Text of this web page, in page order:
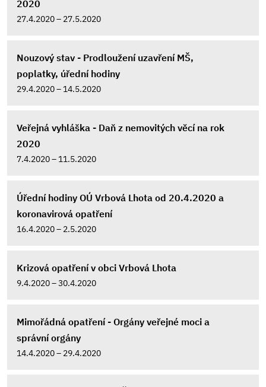
2020
27.4.2020 – 27.5.2020
Nouzový stav - Prodloužení uzavření MŠ,
poplatky, úřední hodiny
29.4.2020 – 14.5.2020
Veřejná vyhláška - Daň z nemovitých věcí na rok
2020
7.4.2020 – 11.5.2020
Úřední hodiny OÚ Vrbová Lhota od 20.4.2020 a
koronavirová opatření
16.4.2020 – 2.5.2020
Krizová opatření v obci Vrbová Lhota
9.4.2020 – 30.4.2020
Mimořádná opatření - Orgány veřejné moci a
správní orgány
14.4.2020 – 29.4.2020